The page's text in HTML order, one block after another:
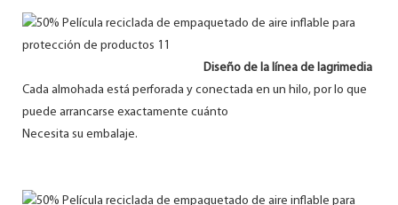
Diseño de la línea de lagrimedia
Cada almohada está perforada y conectada en un hilo, por lo que
puede arrancarse exactamente cuánto
Necesita su embalaje.